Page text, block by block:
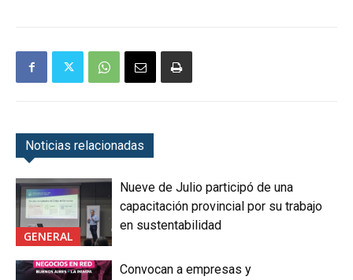
Noticias relacionadas
GENERAL
Nueve de Julio participó de una
capacitación provincial por su trabajo
en sustentabilidad
Convocan a empresas y